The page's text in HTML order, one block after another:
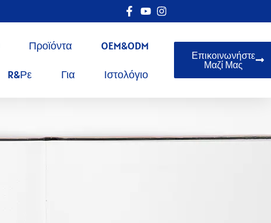
Προϊόντα OEM&ODM
R&ρε Για Ιστολόγιο
Επικοινωνήστε
Μαζί Μας